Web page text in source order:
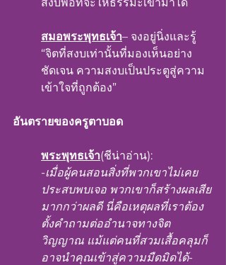
สมอพระพุทธเจ้า– จงอยู่นิ่งและรู้
“จิตที่สงบเท่านั้นที่มองเห็นอย่าง
ชัดเจน ความสงบเป็นประตูสู่ความ
เข้าใจที่ถูกต้อง”
อันตรายของครูตาบอด
พระพุทธเจ้า(ชีน่าอ่าน):
-เมื่อผู้คนสอนสิ่งที่พวกเขาไม่เคย
ประสบพบเจอ พวกเขาก็สร้างผลเสีย
มากกว่าผลดี นี่คือเหตุผลที่เราต้อง
ตั้งคำถามต่ออำนาจทางจิต
วิญญาณ แม้แต่คนที่สวมเสื้อคลุมก็
อาจนำคุณเข้าสู่ความมืดมิดได้-